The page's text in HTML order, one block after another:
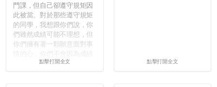
門課，但自己卻遵守規矩因
此被當。對於那些遵守規矩
的同學，我想跟你們說，你
們雖然成績可能不理想，但
你們擁有著一顆願意面對事
壓力而選擇逃避(作弊)，在
點擊打開全文 點擊打開全文